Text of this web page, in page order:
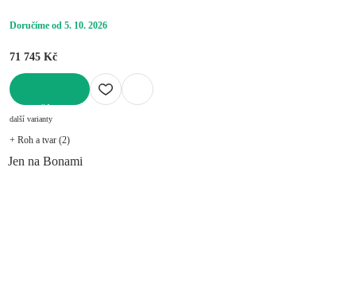
Doručíme od 5. 10. 2026
71 745 Kč
další varianty
+ Roh a tvar (2)
Jen na Bonami